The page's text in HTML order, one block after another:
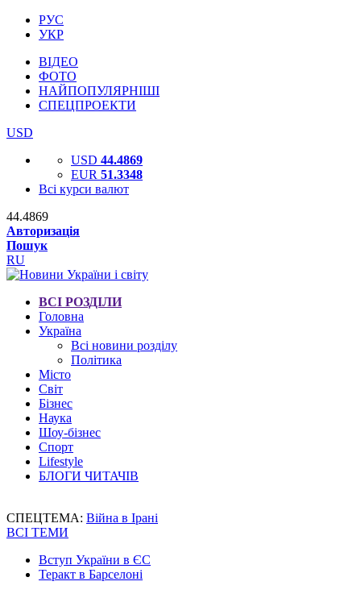
РУС
УКР
ВІДЕО
ФОТО
НАЙПОПУЛЯРНІШІ
СПЕЦПРОЕКТИ
USD
USD 44.4869
EUR 51.3348
Всі курси валют
44.4869
Авторизація
Пошук
RU
ВСІ РОЗДІЛИ
Головна
Україна
Всі новини розділу
Політика
Місто
Світ
Бізнес
Наука
Шоу-бізнес
Спорт
Lifestyle
БЛОГИ ЧИТАЧІВ
СПЕЦТЕМА: Війна в Ірані
ВСІ ТЕМИ
Вступ України в ЄС
Теракт в Барселоні